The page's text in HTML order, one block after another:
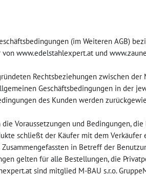
(im Weiteren AGB)
www.edelstahlexpert.at und
Rechtsbeziehungen zwischen der
Geschäftsbedingungen in der
des Kunden werden
Voraussetzungen und Bedingungen,
schließt der Käufer mit dem
in Betreff der
gelten für alle Bestellungen, die
sind mitglied M-BAU s.r.o.